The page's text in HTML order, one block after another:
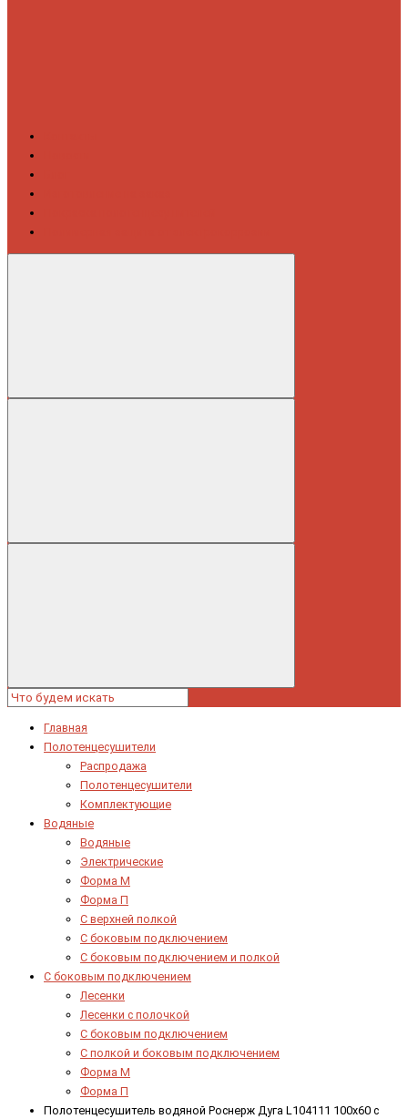
Главная
Полотенцесушители
Распродажа
Полотенцесушители
Комплектующие
Водяные
Водяные
Электрические
Форма М
Форма П
C верхней полкой
C боковым подключением
C боковым подключением и полкой
С боковым подключением
Лесенки
Лесенки с полочкой
С боковым подключением
С полкой и боковым подключением
Форма М
Форма П
Полотенцесушитель водяной Роснерж Дуга L104111 100x60 с